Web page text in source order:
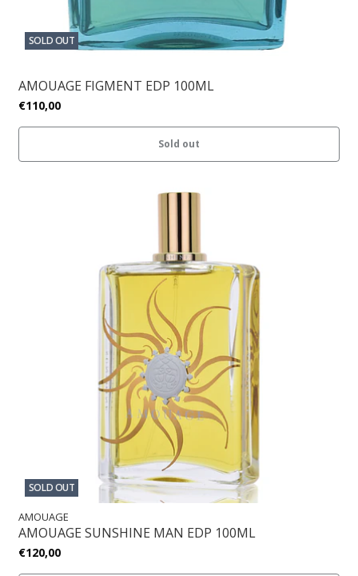
SOLD OUT
AMOUAGE FIGMENT EDP 100ML
€110,00
Sold out
SOLD OUT
AMOUAGE
AMOUAGE SUNSHINE MAN EDP 100ML
€120,00